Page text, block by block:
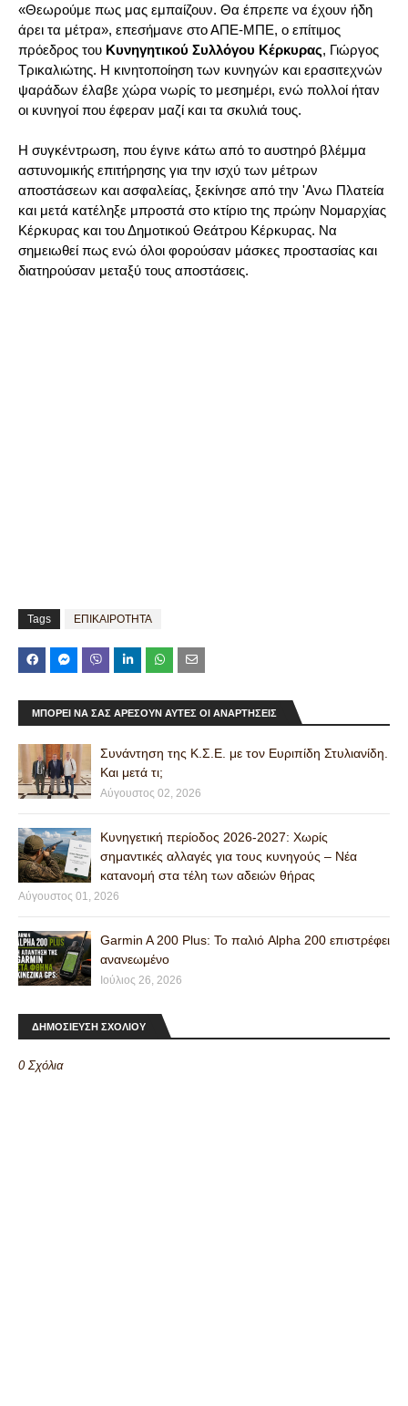
«Θεωρούμε πως μας εμπαίζουν. Θα έπρεπε να έχουν ήδη
άρει τα μέτρα», επεσήμανε στο ΑΠΕ-ΜΠΕ, ο επίτιμος
πρόεδρος του Κυνηγητικού Συλλόγου Κέρκυρας, Γιώργος
Τρικαλιώτης. Η κινητοποίηση των κυνηγών και ερασιτεχνών
ψαράδων έλαβε χώρα νωρίς το μεσημέρι, ενώ πολλοί ήταν
οι κυνηγοί που έφεραν μαζί και τα σκυλιά τους.
Η συγκέντρωση, που έγινε κάτω από το αυστηρό βλέμμα
αστυνομικής επιτήρησης για την ισχύ των μέτρων
αποστάσεων και ασφαλείας, ξεκίνησε από την 'Ανω Πλατεία
και μετά κατέληξε μπροστά στο κτίριο της πρώην Νομαρχίας
Κέρκυρας και του Δημοτικού Θεάτρου Κέρκυρας. Να
σημειωθεί πως ενώ όλοι φορούσαν μάσκες προστασίας και
διατηρούσαν μεταξύ τους αποστάσεις.
Tags ΕΠΙΚΑΙΡΟΤΗΤΑ
ΜΠΟΡΕΊ ΝΑ ΣΑΣ ΑΡΈΣΟΥΝ ΑΥΤΈΣ ΟΙ ΑΝΑΡΤΉΣΕΙΣ
Συνάντηση της Κ.Σ.Ε. με τον Ευριπίδη Στυλιανίδη.
Και μετά τι;
Αύγουστος 02, 2026
Κυνηγετική περίοδος 2026-2027: Χωρίς
σημαντικές αλλαγές για τους κυνηγούς – Νέα
κατανομή στα τέλη των αδειών θήρας
Αύγουστος 01, 2026
Garmin A 200 Plus: Το παλιό Alpha 200 επιστρέφει
ανανεωμένο
Ιούλιος 26, 2026
ΔΗΜΟΣΙΕΥΣΗ ΣΧΟΛΙΟΥ
0 Σχόλια